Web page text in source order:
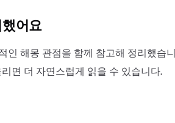
어요
인 해몽 관점을 함께 참고해 정리했습
면 더 자연스럽게 읽을 수 있습니다.